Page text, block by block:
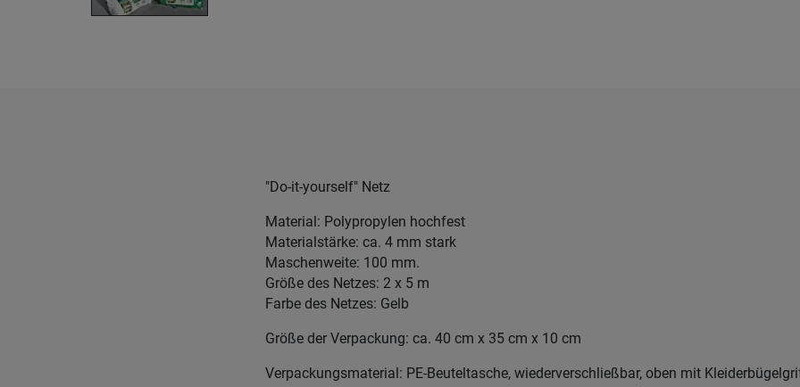
"Do-it-yourself" Netz
Material: Polypropylen hochfest
Materialstärke: ca. 4 mm stark
Maschenweite: 100 mm.
Größe des Netzes: 2 x 5 m
Farbe des Netzes: Gelb
Größe der Verpackung: ca. 40 cm x 35 cm x 10 cm
Verpackungsmaterial: PE-Beuteltasche, wiederverschließbar, oben mit